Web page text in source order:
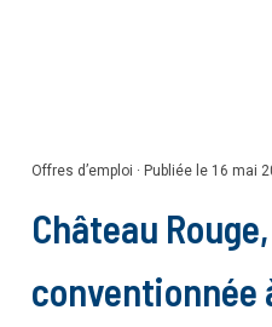
Offres d’emploi · Publiée le 16 mai
Château
conventionnée